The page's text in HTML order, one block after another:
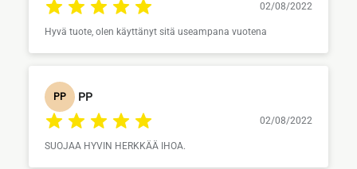
02/08/2022
Hyvä tuote, olen käyttänyt sitä useampana vuotena
PP PP
02/08/2022
SUOJAA HYVIN HERKKÄÄ IHOA.